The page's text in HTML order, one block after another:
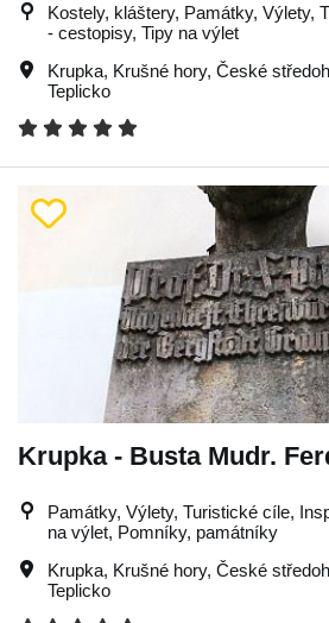
Kostely, kláštery, Památky, Výlety,
- cestopisy, Tipy na výlet
Krupka, Krušné hory, České
Teplicko
Krupka - Busta Mudr.
Památky, Výlety, Turistické cíle,
na výlet, Pomníky, památníky
Krupka, Krušné hory, České
Teplicko